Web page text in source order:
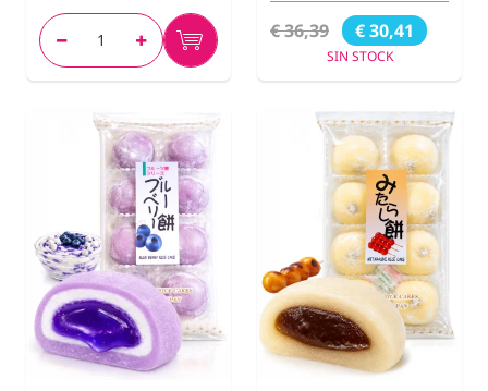
€ 36,39 € 30,41
SIN STOCK